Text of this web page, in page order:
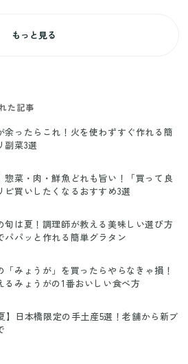
もっと見る
た記事
余ったらこれ！火を使わずすぐ作れる簡
副菜3選
惣菜・肉・鮮魚どれも旨い！「買って良
ピ買いしたくなるおすすめ3選
旬は夏！調理師が教える美味しい選び方
パパッと作れる簡単グラタン
「みょうが」を買ったらやらなきゃ損！
るみょうがの1番おいしい食べ方
】日本橋限定の手土産5選！老舗から新ブ